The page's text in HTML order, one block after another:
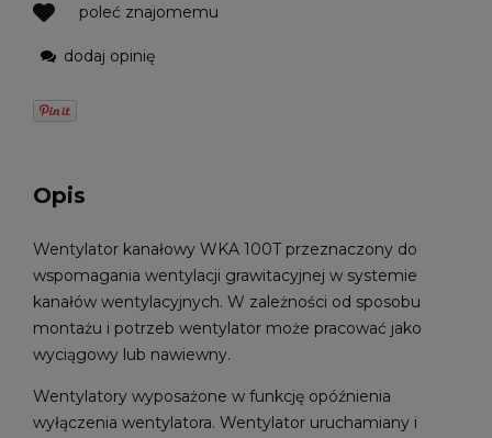
poleć znajomemu
dodaj opinię
Opis
Wentylator kanałowy WKA 100T przeznaczony do
wspomagania wentylacji grawitacyjnej w systemie
kanałów wentylacyjnych. W zależności od sposobu
montażu i potrzeb wentylator może pracować jako
wyciągowy lub nawiewny.
Wentylatory wyposażone w funkcję opóźnienia
wyłączenia wentylatora. Wentylator uruchamiany i